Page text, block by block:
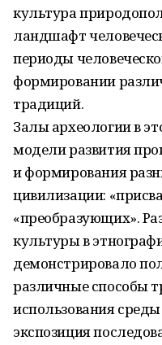
культура
ландшафт
периоды
формировании
традиций.
Залы археологии в
модели развития
и формирования
цивилизации:
«преобразующих».
культуры в
демонстрировало
различные способы
использования
экспозиция